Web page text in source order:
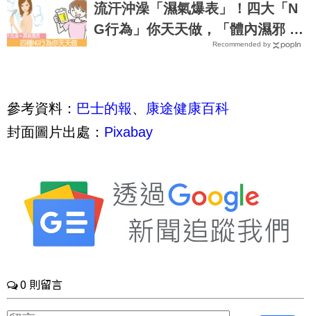
流汗沖澡「濕氣爆表」！四大「N
G行為」你天天做，「體內濕邪 」
全身是病｜每日健康 Health
Recommended by
參考資料： 巴士的報、 康途健康百科
封面圖片出處： Pixabay